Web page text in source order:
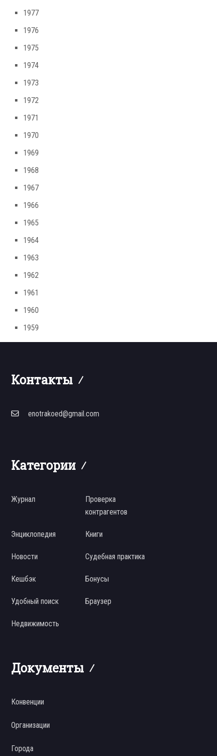
1977
1976
1975
1974
1973
1972
1971
1970
1969
1968
1967
1966
1965
1964
1963
1962
1961
1960
1959
Контакты
enotrakoed@gmail.com
Категории
Журнал
Проверка
контрагентов
Энциклопедия Книги
Новости Судебная практика
Кешбэк Бонусы
Удобный поиск Браузер
Недвижимость
Документы
Конвенции
Организации
Города